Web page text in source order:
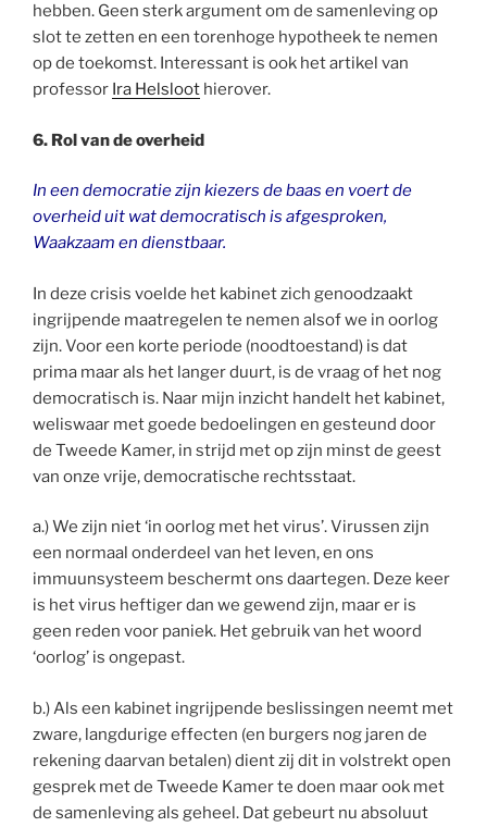
hebben. Geen sterk argument om de samenleving op
slot te zetten en een torenhoge hypotheek te nemen
op de toekomst. Interessant is ook het artikel van
professor Ira Helsloot hierover.
6. Rol van de overheid
In een democratie zijn kiezers de baas en voert de
overheid uit wat democratisch is afgesproken,
Waakzaam en dienstbaar.
In deze crisis voelde het kabinet zich genoodzaakt
ingrijpende maatregelen te nemen alsof we in oorlog
zijn. Voor een korte periode (noodtoestand) is dat
prima maar als het langer duurt, is de vraag of het nog
democratisch is. Naar mijn inzicht handelt het kabinet,
weliswaar met goede bedoelingen en gesteund door
de Tweede Kamer, in strijd met op zijn minst de geest
van onze vrije, democratische rechtsstaat.
a.) We zijn niet ‘in oorlog met het virus’. Virussen zijn
een normaal onderdeel van het leven, en ons
immuunsysteem beschermt ons daartegen. Deze keer
is het virus heftiger dan we gewend zijn, maar er is
geen reden voor paniek. Het gebruik van het woord
‘oorlog’ is ongepast.
b.) Als een kabinet ingrijpende beslissingen neemt met
zware, langdurige effecten (en burgers nog jaren de
rekening daarvan betalen) dient zij dit in volstrekt open
gesprek met de Tweede Kamer te doen maar ook met
de samenleving als geheel. Dat gebeurt nu absoluut